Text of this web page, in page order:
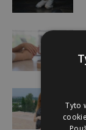
Tyto